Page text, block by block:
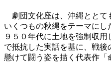
劇団文化座は、沖縄とと
いくつもの秋縄をテーマにし
９５０年代に土地を強制収
で抵抗した実話を基に、戦
懸けて闘う姿を描く代表作